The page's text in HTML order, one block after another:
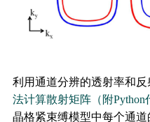
利用通道分辨的透射率和反
法计算散射矩阵（附Python
晶格紧束缚模型中每个通道